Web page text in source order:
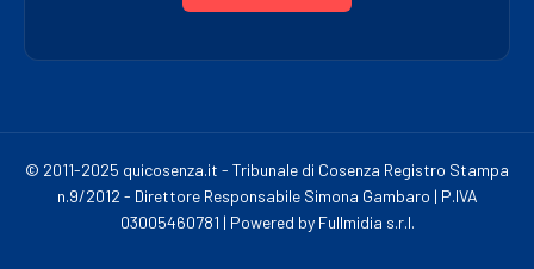
© 2011-2025 quicosenza.it - Tribunale di Cosenza Registro Stampa
n.9/2012 - Direttore Responsabile Simona Gambaro | P.IVA
03005460781 | Powered by Fullmidia s.r.l.